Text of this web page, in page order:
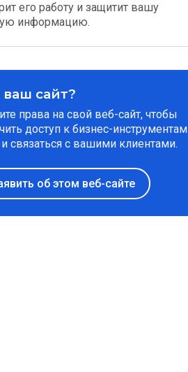
его работу и защитит вашу
информацию.
ваш сайт?
права на свой веб-сайт, чтобы
доступ к бизнес-инструментам
и связаться с вашими клиентами.
об этом веб-сайте